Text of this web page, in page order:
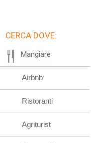
CERCA DOVE:
Mangiare
Airbnb
Ristoranti
Agriturist